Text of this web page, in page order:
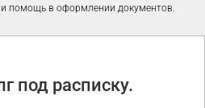
и помощь в оформлении документов.
под расписку.